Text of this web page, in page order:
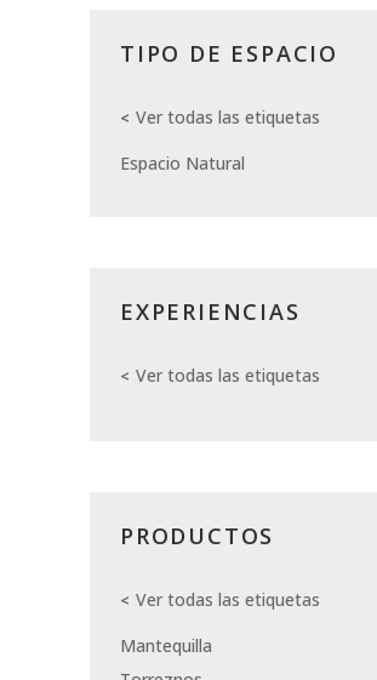
TIPO DE ESPACIO
Ver todas las etiquetas
Espacio Natural
EXPERIENCIAS
Ver todas las etiquetas
PRODUCTOS
Ver todas las etiquetas
Mantequilla